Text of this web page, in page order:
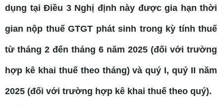
dụng tại Điều 3 Nghị định này được gia hạn thời
gian nộp thuế GTGT phát sinh trong kỳ tính thuế
từ tháng 2 đến tháng 6 năm 2025 (đối với trường
hợp kê khai thuế theo tháng) và quý I, quý II năm
2025 (đối với trường hợp kê khai thuế theo quý).